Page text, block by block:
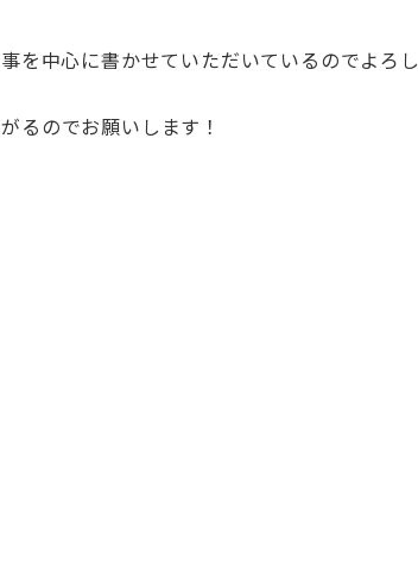
を中心に書かせていただいているのでよろし
るのでお願いします！